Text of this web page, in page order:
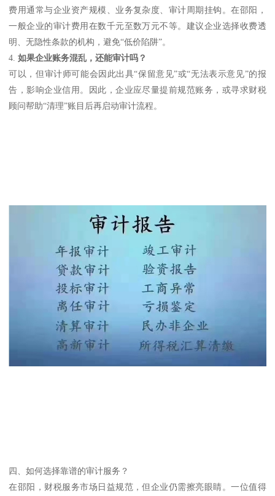
费用通常与企业资产规模、业务复杂度、审计周期挂钩。在邵阳，
一般企业的审计费用在数千元至数万元不等。建议企业选择收费透
明、无隐性条款的机构，避免“低价陷阱”。
4.如果企业账务混乱，还能审计吗？
可以，但审计师可能会因此出具“保留意见”或“无法表示意见”的报
告，影响企业信用。因此，企业应尽量提前规范账务，或寻求财税
顾问帮助“清理”账目后再启动审计流程。
四、如何选择靠谱的审计服务？
在邵阳，财税服务市场日益规范，但企业仍需擦亮眼睛。一位值得